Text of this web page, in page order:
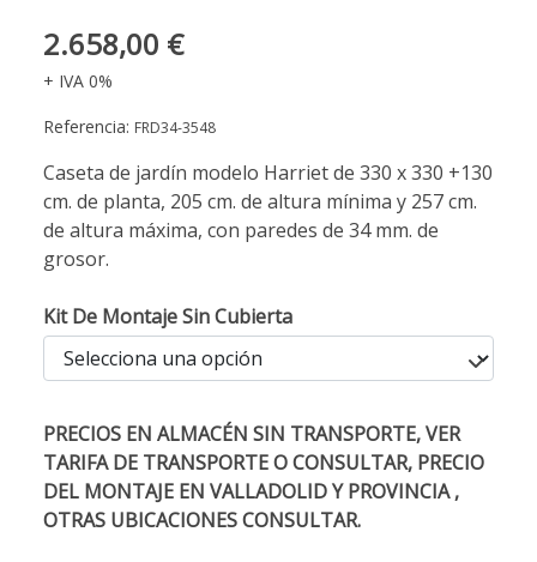
2.658,00 €
+ IVA 0%
Referencia: FRD34-3548
Caseta de jardín modelo Harriet de 330 x 330 +130
cm. de planta, 205 cm. de altura mínima y 257 cm.
de altura máxima, con paredes de 34 mm. de
grosor.
Kit De Montaje Sin Cubierta
PRECIOS EN ALMACÉN SIN TRANSPORTE, VER
TARIFA DE TRANSPORTE O CONSULTAR, PRECIO
DEL MONTAJE EN VALLADOLID Y PROVINCIA ,
OTRAS UBICACIONES CONSULTAR.